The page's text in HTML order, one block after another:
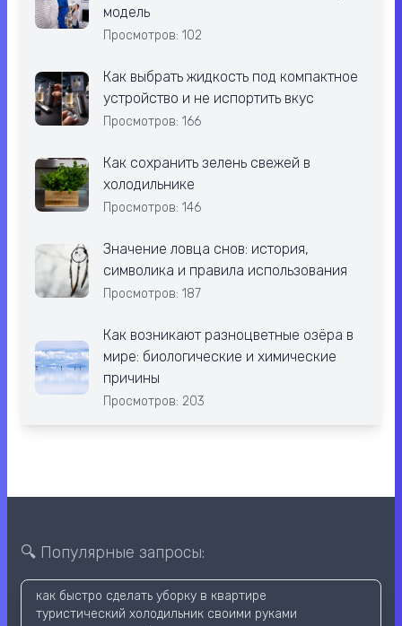
модель
Просмотров: 102
Как выбрать жидкость под компактное
устройство и не испортить вкус
Просмотров: 166
Как сохранить зелень свежей в
холодильнике
Просмотров: 146
Значение ловца снов: история,
символика и правила использования
Просмотров: 187
Как возникают разноцветные озёра в
мире: биологические и химические
причины
Просмотров: 203
🔍 Популярные запросы:
как быстро сделать уборку в квартире
туристический холодильник своими руками